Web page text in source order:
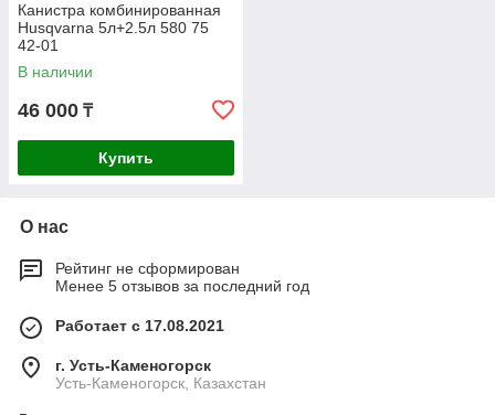
Канистра комбинированная
Husqvarna 5л+2.5л 580 75
42-01
В наличии
46 000 ₸
Купить
О нас
Рейтинг не сформирован
Менее 5 отзывов за последний год
Работает с 17.08.2021
г. Усть-Каменогорск
Усть-Каменогорск, Казахстан